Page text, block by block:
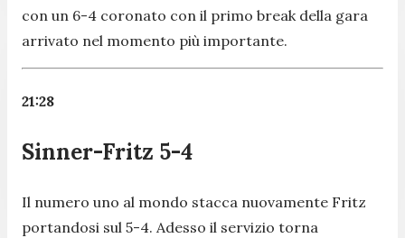
con un 6-4 coronato con il primo break della gara
arrivato nel momento più importante.
21:28
Sinner-Fritz 5-4
Il numero uno al mondo stacca nuovamente Fritz
portandosi sul 5-4. Adesso il servizio torna